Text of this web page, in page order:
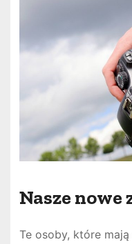
Nasze nowe
Te osoby, które